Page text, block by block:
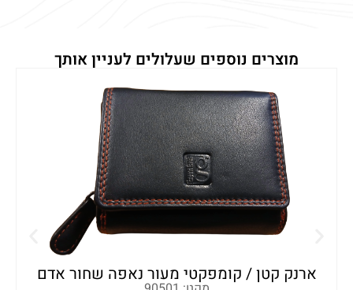
מוצרים נוספים שעלולים לעניין אותך
ארנק קטן / קומפקטי מעור נאפה שחור אדם